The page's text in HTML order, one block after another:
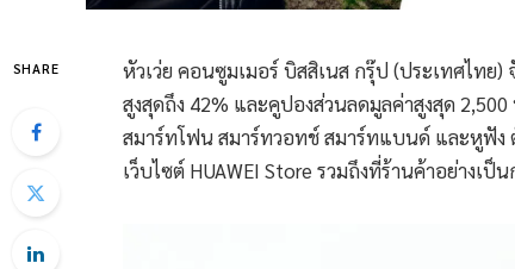
SHARE หัวเว่ย คอนซูมเมอร์ บิสสิเนส กรุ๊ป (ประเทศไทย)
สูงสุดถึง 42% และคูปองส่วนลดมูลค่าสูงสุด
สมาร์ทโฟน สมาร์ทวอทช์ สมาร์ทแบนด์ และหูฟัง
เว็บไซต์ HUAWEI Store รวมถึงที่ร้านค้าอย่างเป็